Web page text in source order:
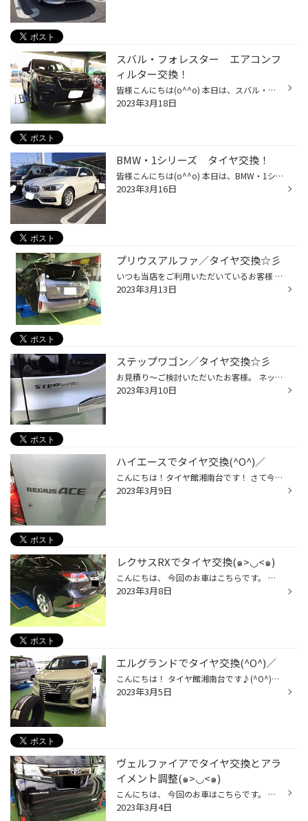
スバル・フォレスター エアコンフ
ィルター交換！
皆様こんにちは(o^^o) 本日は、スバル・フォレスターの エアコンフィルター交換をさせて頂きました！ 交換するエアコンフィルターはこちら！ BOSCH「アエリストフリー」！ 抗菌・脱臭・除塵と多機能エアコンフィルターです♪ 詳しくはこちら そして、交換する前のエアコンフィルターがこちら。 パッ...
2023年3月18日
BMW・1シリーズ タイヤ交換！
皆様こんにちは(o^^o) 本日は、BMW・1シリーズの タイヤ交換をさせていただきました！ 交換する前のタイヤはこちら 使用期間は約5年！ ひび割れもそうですが タイヤ溝の摩耗がかなり目立ちますね(＞人＜;) このままでは安全走行に支障が出てしまいますので 早速新しいタイヤへ交換していきます！ タ...
2023年3月16日
プリウスアルファ／タイヤ交換☆彡
いつも当店をご利用いただいているお客様 タイヤの点検より交換へのお話になりました。 残溝はまだ残っていて車検も通るので早急に！と いうワケではありませんでした。 ただ、使用年数としては5年使用していて 細かいヒビ割れが少し出ていました。 状態をお伝えし、来月からのタイヤ価格値上げとい...
2023年3月13日
ステップワゴン／タイヤ交換☆彡
お見積り〜ご検討いただいたお客様。 ネットで価格が安いのあったけど不安で… 純正装着タイヤから3年半くらいのご使用で交換になりました。 静粛性、乗り心地重視で、お選びいただいたのは 【 レグノ GRVⅡ 】 作業になります。 タイヤ交換〜タイヤ取付け面の錆どめ施工になります。 ↓ ↓ ...
2023年3月10日
ハイエースでタイヤ交換(^O^)／
こんにちは！タイヤ館湘南台です！ さて今日はハイエースでタイヤ交換の事例です(^O^)／ 働く車のハイエースのタイヤもお取扱いがあります。 エコピアR710を交換して頂きました。 タイヤ交換後です(^O^)／ タイヤ交換前のタイヤです。 新しいタイヤにして安心ですね(^O^)／ 本日はありがとうござい...
2023年3月9日
レクサスRXでタイヤ交換(๑>◡<๑)
こんにちは、 今回のお車はこちらです。 レクサス RX ではでは、作業に進んでいきます。 現在のタイヤの状態がこちらです。 今回お取付けさせて頂く商品がこちらです、 REGNO GRVⅡ 交換作業完了しました。 これで、安心してお乗り頂けると思いいます。 今回はご来店頂きまして誠にありがとうござい...
2023年3月8日
エルグランドでタイヤ交換(^O^)／
こんにちは！ タイヤ館湘南台です♪(^O^)／ 本日はエルグランドでタイヤ交換の事例です♪( ´▽｀) 今回もレグノにして頂きました♪ 今回はミニバン用ではなくGR-XIIです(^O^)／ 同じサイズでもミニバン用やセダン用ありますので 選択肢は広がりますねd(￣ ￣) タイヤ取り外して交換して作業完了です♪( ´...
2023年3月5日
ヴェルファイアでタイヤ交換とアラ
イメント調整(๑>◡<๑)
こんにちは、 今回のお車はこちらです。 トヨタ ヴェルファイア ではでは、 作業に進んできます。 現在のタイヤの状態がこちらです。 今回お取り付けさせて頂く商品がこちらです、 REGNO GRVⅡ ハブ部分の防錆施工も行います。 タイヤ交換も完了しましたので、 アライメント調整に進んで行きます。 ...
2023年3月4日